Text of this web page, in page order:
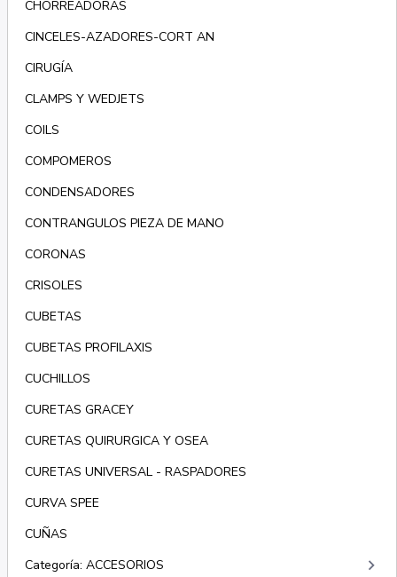
CHORREADORAS
CINCELES-AZADORES-CORT AN
CIRUGÍA
CLAMPS Y WEDJETS
COILS
COMPOMEROS
CONDENSADORES
CONTRANGULOS PIEZA DE MANO
CORONAS
CRISOLES
CUBETAS
CUBETAS PROFILAXIS
CUCHILLOS
CURETAS GRACEY
CURETAS QUIRURGICA Y OSEA
CURETAS UNIVERSAL - RASPADORES
CURVA SPEE
CUÑAS
Categoría: ACCESORIOS
keyboard_arrow_right